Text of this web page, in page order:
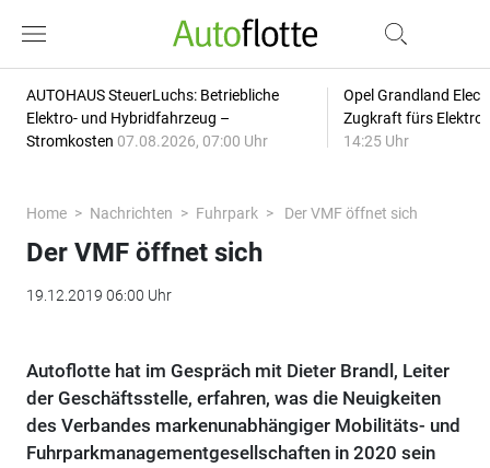
AUTOHAUS SteuerLuchs: Betriebliche
Elektro- und Hybridfahrzeug –
Stromkosten 07.08.2026, 07:00 Uhr
Opel Grandland
Zugkraft fürs
14:25 Uhr
Home Nachrichten Fuhrpark Der VMF öffnet sich
Der VMF öffnet sich
19.12.2019 06:00 Uhr
Autoflotte hat im Gespräch mit Dieter Brandl, Leiter
der Geschäftsstelle, erfahren, was die Neuigkeiten
des Verbandes markenunabhängiger Mobilitäts- und
Fuhrparkmanagementgesellschaften in 2020 sein